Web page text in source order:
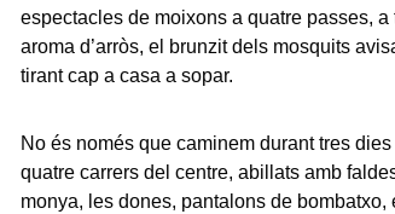
espectacles de moixons a quatre passes, a
aroma d’arròs, el brunzit dels mosquits
tirant cap a casa a sopar.
No és només que caminem durant tres
quatre carrers del centre, abillats amb
monya, les dones, pantalons de